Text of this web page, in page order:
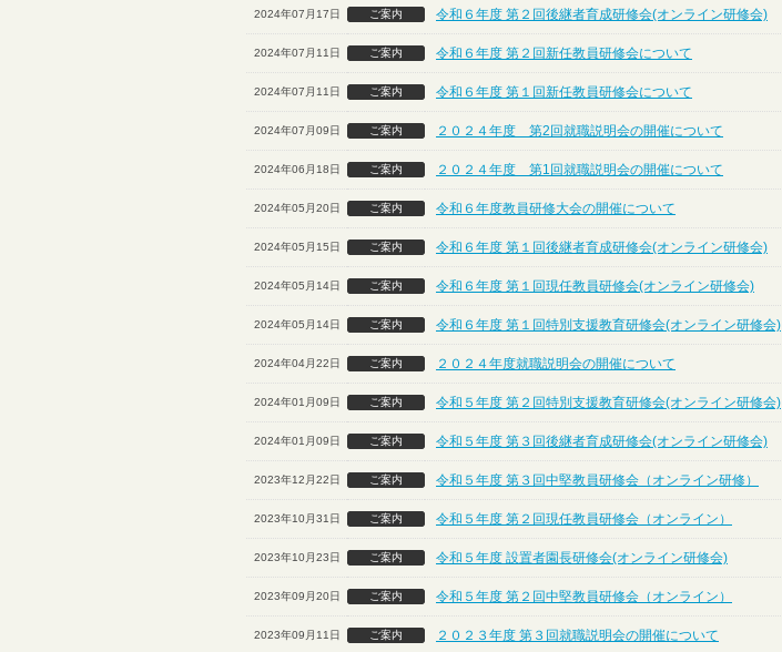
2024年07月17日 ご案内 令和６年度 第２回後継者育成研修会(オンライン研修会)
2024年07月11日 ご案内 令和６年度 第２回新任教員研修会について
2024年07月11日 ご案内 令和６年度 第１回新任教員研修会について
2024年07月09日 ご案内 ２０２４年度 第2回就職説明会の開催について
2024年06月18日 ご案内 ２０２４年度 第1回就職説明会の開催について
2024年05月20日 ご案内 令和６年度教員研修大会の開催について
2024年05月15日 ご案内 令和６年度 第１回後継者育成研修会(オンライン研修会)
2024年05月14日 ご案内 令和６年度 第１回現任教員研修会(オンライン研修会)
2024年05月14日 ご案内 令和６年度 第１回特別支援教育研修会(オンライン研修会)
2024年04月22日 ご案内 ２０２４年度就職説明会の開催について
2024年01月09日 ご案内 令和５年度 第２回特別支援教育研修会(オンライン研修会)
2024年01月09日 ご案内 令和５年度 第３回後継者育成研修会(オンライン研修会)
2023年12月22日 ご案内 令和５年度 第３回中堅教員研修会（オンライン研修）
2023年10月31日 ご案内 令和５年度 第２回現任教員研修会（オンライン）
2023年10月23日 ご案内 令和５年度 設置者園長研修会(オンライン研修会)
2023年09月20日 ご案内 令和５年度 第２回中堅教員研修会（オンライン）
2023年09月11日 ご案内 ２０２３年度 第３回就職説明会の開催について